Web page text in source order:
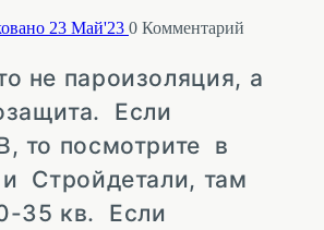
23 Май'23 0 Комментарий
не пароизоляция, а
Если
то посмотрите в
Стройдетали, там
35 кв. Если